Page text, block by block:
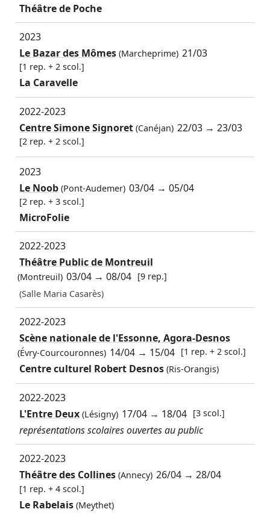
Théâtre de Poche
2023
Le Bazar des Mômes(Marcheprime) 21/03
[1 rep. + 2 scol.]
La Caravelle
2022-2023
Centre Simone Signoret(Canéjan) 22/03 →23/03
[2 rep. + 2 scol.]
2023
Le Noob(Pont-Audemer) 03/04 →05/04
[2 rep. + 3 scol.]
MicroFolie
2022-2023
Théâtre Public de Montreuil
(Montreuil) 03/04 →08/04 [9 rep.]
(Salle Maria Casarès)
2022-2023
Scène nationale de l'Essonne, Agora-Desnos
(Évry-Courcouronnes) 14/04 → 15/04 [1 rep. + 2 scol.]
Centre culturel Robert Desnos (Ris-Orangis)
2022-2023
L'Entre Deux(Lésigny) 17/04 → 18/04 [3 scol.]
représentations scolaires ouvertes au public
2022-2023
Théâtre des Collines(Annecy) 26/04 →28/04
[1 rep. + 4 scol.]
Le Rabelais (Meythet)